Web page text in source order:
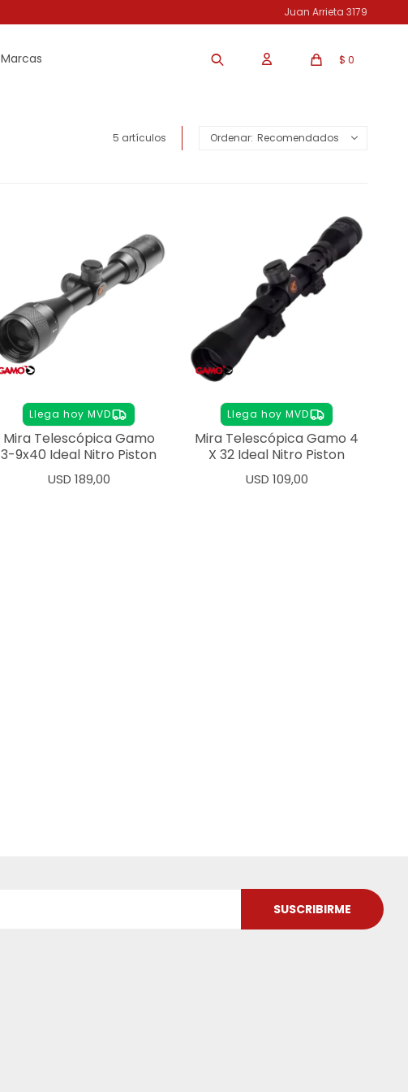
Marcas $ 0
Juan Arrieta 3179
5 artículos Recomendados
Llega hoy MVD
Mira Telescópica Gamo
3-9x40 Ideal Nitro Piston
USD 189,00
Llega hoy MVD
Mira Telescópica Gamo 4
X 32 Ideal Nitro Piston
USD 109,00
SUSCRIBIRME